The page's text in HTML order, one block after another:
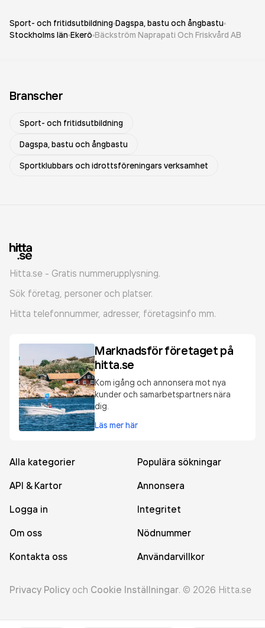
Sport- och fritidsutbildning Dagspa, bastu och ångbastu
Stockholms län Ekerö Bäckström Naprapati Och Friskvård AB
Branscher
Sport- och fritidsutbildning
Dagspa, bastu och ångbastu
Sportklubbars och idrottsföreningars verksamhet
Hitta.se - Gratis nummerupplysning.
Sök företag, personer och platser.
Hitta telefonnummer, adresser, företagsinfo mm.
Marknadsför företaget på
hitta.se
Kom igång och annonsera mot nya
kunder och samarbetspartners nära
dig.
Läs mer här
Alla kategorier
Populära sökningar
API & Kartor
Annonsera
Logga in
Integritet
Om oss
Nödnummer
Kontakta oss
Användarvillkor
Privacy Policy och Cookie Inställningar. © 2026 Hitta.se